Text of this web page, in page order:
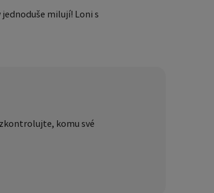
milují! Loni s
komu své